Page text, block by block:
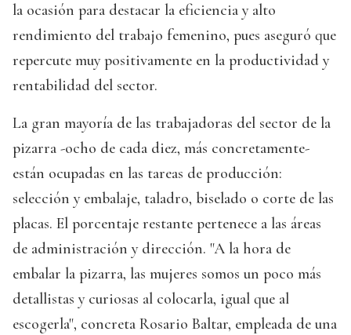
la ocasión para destacar la eficiencia y alto
rendimiento del trabajo femenino, pues aseguró que
repercute muy positivamente en la productividad y
rentabilidad del sector.
La gran mayoría de las trabajadoras del sector de la
pizarra -ocho de cada diez, más concretamente-
están ocupadas en las tareas de producción:
selección y embalaje, taladro, biselado o corte de las
placas. El porcentaje restante pertenece a las áreas
de administración y dirección. "A la hora de
embalar la pizarra, las mujeres somos un poco más
detallistas y curiosas al colocarla, igual que al
escogerla", concreta Rosario Baltar, empleada de una